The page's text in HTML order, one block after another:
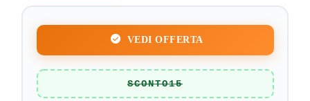
VEDI OFFERTA
SCONTO15